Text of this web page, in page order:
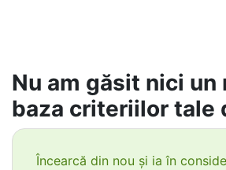
Nu am găsit nici un
baza criteriilor tale
Încearcă din nou și ia în